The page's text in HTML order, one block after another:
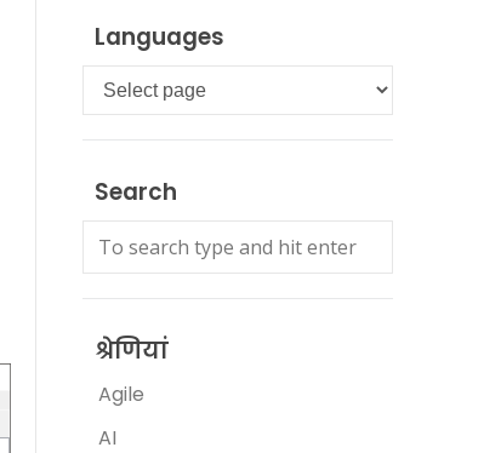
Languages
Languages
Search
श्रेणियां
Agile
AI